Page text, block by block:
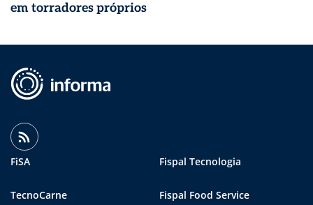
em torradores próprios
FiSA Fispal Tecnologia
TecnoCarne Fispal Food Service